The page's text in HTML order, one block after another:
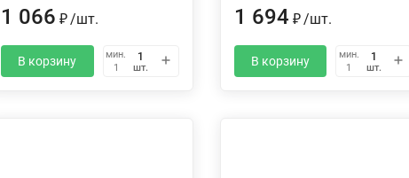
1 066 ₽/шт.
В корзину
мин.
1
шт.
1 694 ₽/шт.
В корзину
мин.
1
шт.